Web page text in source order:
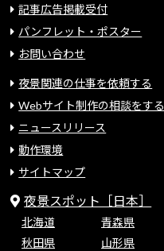
記事広告掲載受付
パンフレット・ポスター
お問い合わせ
夜景関連の仕事を依頼する
Webサイト制作の相談をする
ニュースリリース
動作環境
サイトマップ
夜景スポット［日本］
北海道 青森県
秋田県
山形県